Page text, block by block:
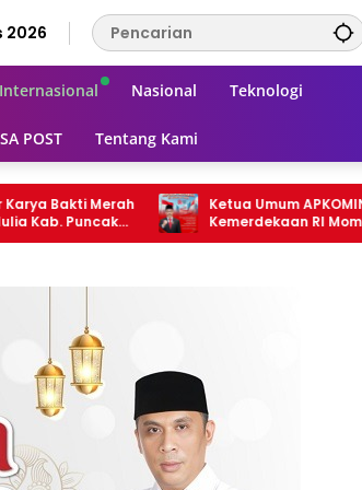
2026
Internasional Nasional Teknologi
POST Tentang Kami
Ketua Umum APKOMINDO: HUT Ke-81
Kemerdekaan RI Momentum
Memperkuat Kedaulatan Digital,